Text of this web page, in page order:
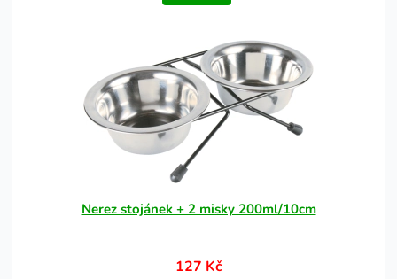
Nerez stojánek + 2 misky 200ml/10cm
127 Kč